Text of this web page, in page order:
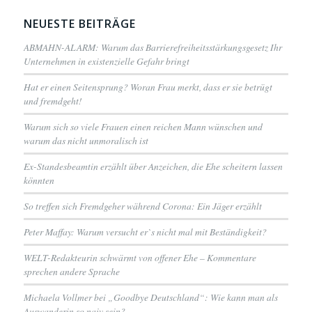
NEUESTE BEITRÄGE
ABMAHN-ALARM: Warum das Barrierefreiheitsstärkungsgesetz Ihr
Unternehmen in existenzielle Gefahr bringt
Hat er einen Seitensprung? Woran Frau merkt, dass er sie betrügt
und fremdgeht!
Warum sich so viele Frauen einen reichen Mann wünschen und
warum das nicht unmoralisch ist
Ex-Standesbeamtin erzählt über Anzeichen, die Ehe scheitern lassen
könnten
So treffen sich Fremdgeher während Corona: Ein Jäger erzählt
Peter Maffay: Warum versucht er`s nicht mal mit Beständigkeit?
WELT-Redakteurin schwärmt von offener Ehe – Kommentare
sprechen andere Sprache
Michaela Vollmer bei „Goodbye Deutschland“: Wie kann man als